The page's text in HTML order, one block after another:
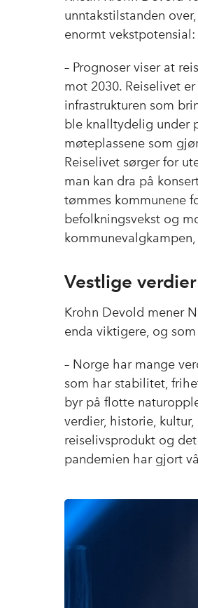
unntakstilstanden
enormt vekstpotensial:
– Prognoser viser at
mot 2030. Reiselivet
infrastrukturen som
ble knalltydelig under
møteplassene som
Reiselivet sørger for
man kan dra på
tømmes kommunene
befolkningsvekst og
Vestlige
Krohn Devold mener
enda viktigere, og
– Norge har mange
som har stabilitet,
byr på flotte
verdier, historie,
reiselivsprodukt og
pandemien har gjort